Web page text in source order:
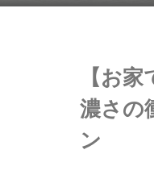
【お
濃さの
ン